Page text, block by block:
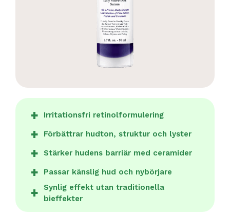
Irritationsfri retinolformulering
Förbättrar hudton, struktur och lyster
Stärker hudens barriär med ceramider
Passar känslig hud och nybörjare
Synlig effekt utan traditionella
bieffekter